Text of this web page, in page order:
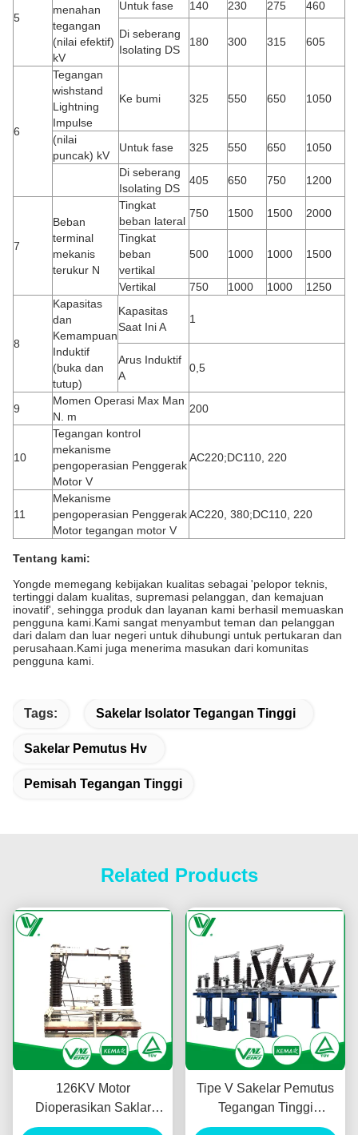
5
menahan
tegangan
(nilai efektif)
kV
Untuk fase 140 230 275 460
Di seberang
Isolating DS
180 300 315 605
6
Tegangan
wishstand
Lightning
Impulse
Ke bumi 325 550 650 1050
(nilai
puncak) kV
Untuk fase 325 550 650
1050
Di seberang
Isolating DS
405 650 750 1200
7
Beban
terminal
mekanis
terukur N
Tingkat
beban lateral
750 1500 1500
2000
Tingkat
beban
vertikal
500 1000 1000 1500
Vertikal 750 1000 1000 1250
8
Kapasitas
dan
Kemampuan
Induktif
(buka dan
tutup)
Kapasitas
Saat Ini A
1
Arus Induktif
A
0,5
9
Momen Operasi Max Man
N. m
200
10
Tegangan kontrol
mekanisme
pengoperasian Penggerak
Motor V
AC220;DC110, 220
11
Mekanisme
pengoperasian Penggerak
Motor tegangan motor V
AC220, 380;DC110, 220
Tentang kami:
Yongde memegang kebijakan kualitas sebagai 'pelopor teknis,
tertinggi dalam kualitas, supremasi pelanggan, dan kemajuan
inovatif', sehingga produk dan layanan kami berhasil memuaskan
pengguna kami.Kami sangat menyambut teman dan pelanggan
dari dalam dan luar negeri untuk dihubungi untuk pertukaran dan
perusahaan.Kami juga menerima masukan dari komunitas
pengguna kami.
Tags: Sakelar Isolator Tegangan Tinggi
Sakelar Pemutus Hv
Pemisah Tegangan Tinggi
Related Products
126KV Motor
Dioperasikan Saklar
Pemutus Tegangan
Tipe V Sakelar Pemutus
Tegangan Tinggi
Pemutus Isolator